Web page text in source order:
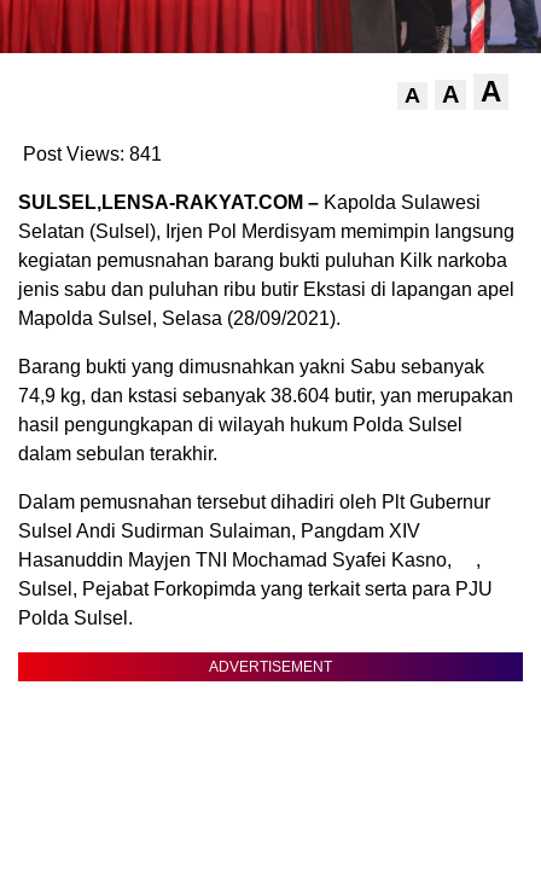
A A A
Post Views: 841
SULSEL,LENSA-RAKYAT.COM – Kapolda Sulawesi
Selatan (Sulsel), Irjen Pol Merdisyam memimpin langsung
kegiatan pemusnahan barang bukti puluhan Kilk narkoba
jenis sabu dan puluhan ribu butir Ekstasi di lapangan apel
Mapolda Sulsel, Selasa (28/09/2021).
Barang bukti yang dimusnahkan yakni Sabu sebanyak
74,9 kg, dan kstasi sebanyak 38.604 butir, yan merupakan
hasil pengungkapan di wilayah hukum Polda Sulsel
dalam sebulan terakhir.
Dalam pemusnahan tersebut dihadiri oleh Plt Gubernur
Sulsel Andi Sudirman Sulaiman, Pangdam XIV
Hasanuddin Mayjen TNI Mochamad Syafei Kasno, ,
Sulsel, Pejabat Forkopimda yang terkait serta para PJU
Polda Sulsel.
ADVERTISEMENT